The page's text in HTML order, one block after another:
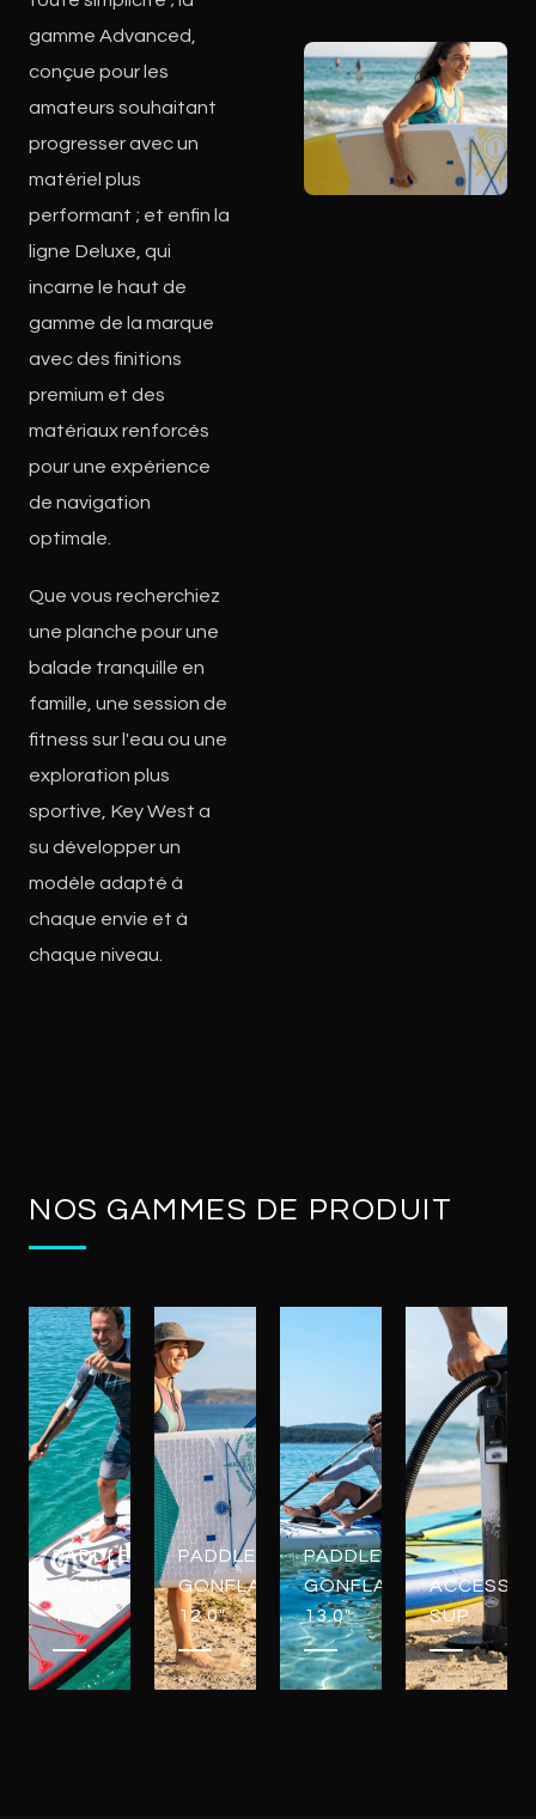
gamme Advanced,
conçue pour les
amateurs souhaitant
progresser avec un
matériel plus
performant ; et enfin la
ligne Deluxe, qui
incarne le haut de
gamme de la marque
avec des finitions
premium et des
matériaux renforcés
pour une expérience
de navigation
optimale.
Que vous recherchiez
une planche pour une
balade tranquille en
famille, une session de
fitness sur l'eau ou une
exploration plus
sportive, Key West a
su développer un
modèle adapté à
chaque envie et à
chaque niveau.
NOS GAMMES DE PRODUIT
PADDLES
GONFLABLES
11.0"
PADDLES
GONFLABLES
12.0"
PADDLES
GONFLABLES
13.0"
SUP